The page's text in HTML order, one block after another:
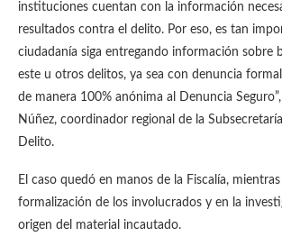
instituciones cuentan con la información
resultados contra el delito. Por eso, es tan
ciudadanía siga entregando información sobre
este u otros delitos, ya sea con denuncia
de manera 100% anónima al Denuncia
Núñez, coordinador regional de la
Delito.
El caso quedó en manos de la Fiscalía,
formalización de los involucrados y en la
origen del material incautado.